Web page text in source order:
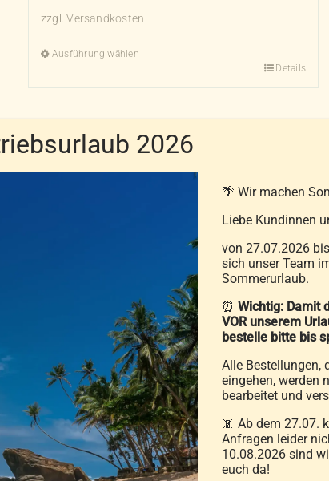
zzgl.Versandkosten
Ausführung wählen
Produkt
mehrere
Varianten
Details
Zirbino-Wellnesskissen
inkl. 20 % MwSt.
zzgl.Versandkosten
In den Warenkorb
2026
🌴 Wir machen
Liebe Kundinnen
von 27.07.2026
sich unser Team
Sommerurlaub.
⏰ Wichtig: Damit
VOR unserem
bestelle bitte bis
Alle Bestellungen,
eingehen, werden
bearbeitet und
📵 Ab dem 27.07.
Anfragen leider
10.08.2026 sind
euch da!